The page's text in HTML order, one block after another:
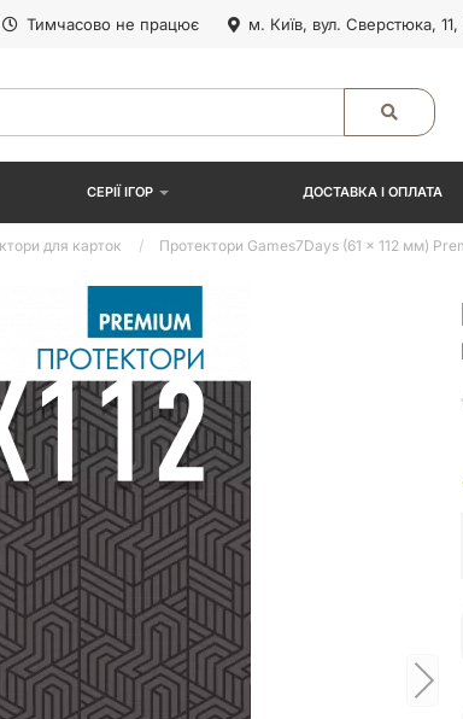
Тимчасово не працює м. Київ, вул. Сверстюка,
СЕРІЇ ІГОР ДОСТАВКА І ОПЛАТА
для карток Протектори Games7Days (61 x 112 мм)